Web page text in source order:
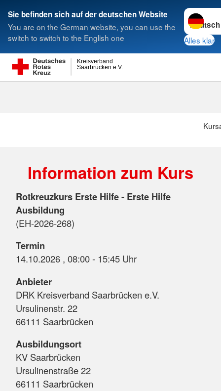
Sie befinden sich auf der deutschen Website
You are on the German website, you can use the
switch to switch to the English one
Sprache
Alles klar
Saarbrücken e.V.
Kreisverband
Suche
Information zum Kurs
Rotkreuzkurs Erste Hilfe - Erste Hilfe
Ausbildung
(EH-2026-268)
Termin
14.10.2026 , 08:00 - 15:45 Uhr
Anbieter
DRK Kreisverband Saarbrücken e.V.
Ursulinenstr. 22
66111 Saarbrücken
Ausbildungsort
KV Saarbrücken
Ursulinenstraße 22
66111 Saarbrücken